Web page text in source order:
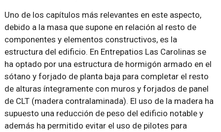
Uno de los capítulos más relevantes en este aspecto,
debido a la masa que supone en relación al resto de
componentes y elementos constructivos, es la
estructura del edificio. En Entrepatios Las Carolinas se
ha optado por una estructura de hormigón armado en el
sótano y forjado de planta baja para completar el resto
de alturas íntegramente con muros y forjados de panel
de CLT (madera contralaminada). El uso de la madera ha
supuesto una reducción de peso del edificio notable y
además ha permitido evitar el uso de pilotes para